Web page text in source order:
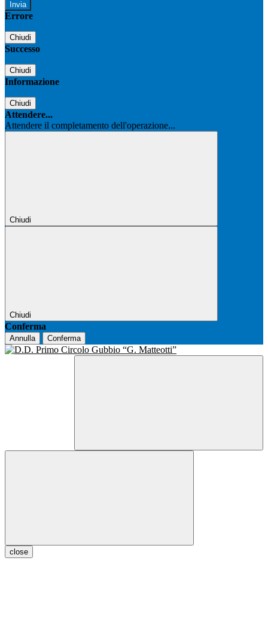
Errore
Chiudi
Successo
Chiudi
Informazione
Chiudi
Attendere...
Attendere il completamento dell'operazione...
Chiudi
Chiudi
Conferma
Annulla Conferma
close